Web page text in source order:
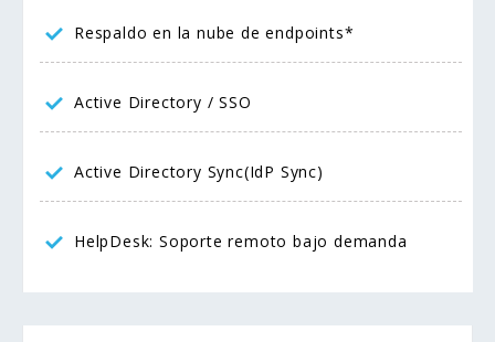
Respaldo en la nube de endpoints*
Active Directory / SSO
Active Directory Sync(IdP Sync)
HelpDesk: Soporte remoto bajo demanda